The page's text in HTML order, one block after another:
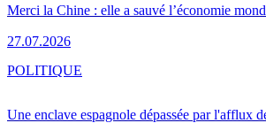
Merci la Chine : elle a sauvé l’économie
27.07.2026
Une enclave espagnole dépassée par l'afflux
POLITIQUE